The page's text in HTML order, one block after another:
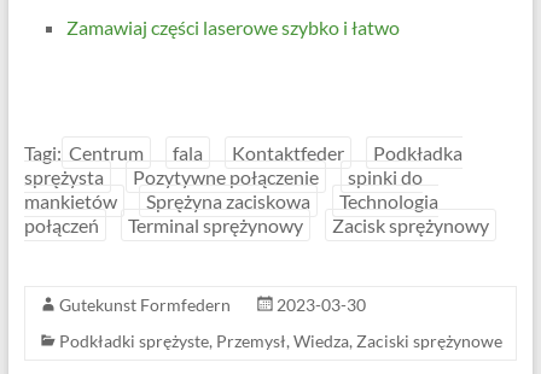
Zamawiaj części laserowe szybko i łatwo
Tagi: Centrum fala Kontaktfeder
Podkładka
sprężysta
Pozytywne połączenie
spinki do
mankietów
Sprężyna zaciskowa
Technologia
połączeń
Terminal sprężynowy Zacisk sprężynowy
Gutekunst Formfedern
2023-03-30
Podkładki sprężyste, Przemysł, Wiedza, Zaciski sprężynowe